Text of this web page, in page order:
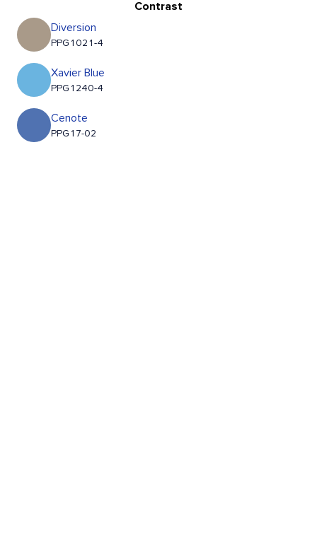
Contrast
Diversion
PPG1021-4
Xavier Blue
PPG1240-4
Cenote
PPG17-02